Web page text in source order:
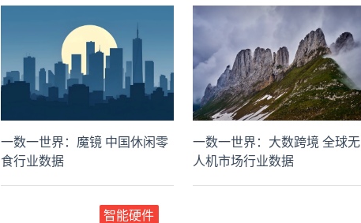
一数一世界：魔镜 中国休闲零
食行业数据
一数一世界：大数跨境 全球无
人机市场行业数据
智能硬件